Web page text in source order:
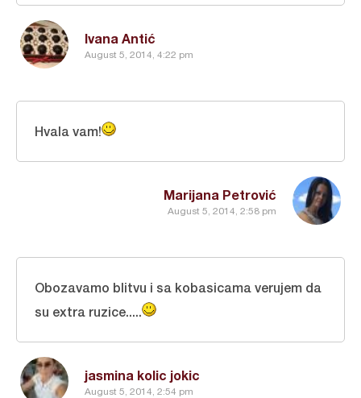
Ivana Antić
August 5, 2014, 4:22 pm
Marijana Petrović
August 5, 2014, 2:58 pm
Hvala vam!
jasmina kolic jokic
August 5, 2014, 2:54 pm
Obozavamo blitvu i sa kobasicama verujem da
su extra ruzice.....